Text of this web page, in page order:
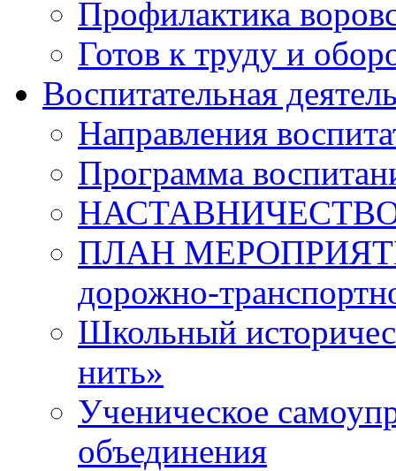
Профилактика
Готов к труду и
Воспитательная
Направления
Программа
ПЛАН МЕРОПРИЯТИЙ
дорожно-
Школьный
нить»
Ученическое
объединения